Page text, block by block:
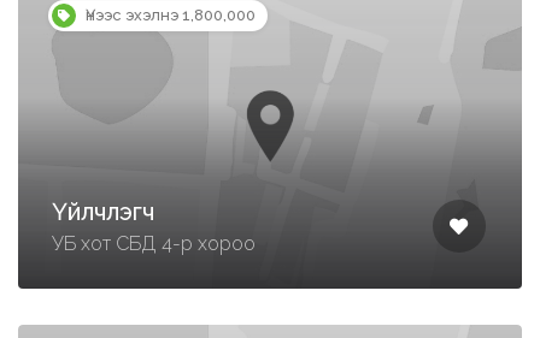
Үнээс эхэлнэ 1,800,000
Үйлчлэгч
УБ хот СБД 4-р хороо